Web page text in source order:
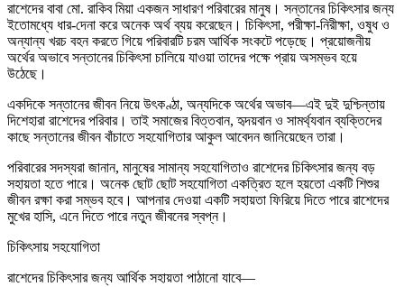
রাশেদের বাবা মো. রাকিব মিয়া একজন সাধারণ পরিবারের মানুষ। সন্তানের চিকিৎসার জন্য
ইতোমধ্যে ধার-দেনা করে অনেক অর্থ ব্যয় করেছেন। চিকিৎসা, পরীক্ষা-নিরীক্ষা, ওষুধ ও
অন্যান্য খরচ বহন করতে গিয়ে পরিবারটি চরম আর্থিক সংকটে পড়েছে। প্রয়োজনীয়
অর্থের অভাবে সন্তানের চিকিৎসা চালিয়ে যাওয়া তাদের পক্ষে প্রায় অসম্ভব হয়ে
উঠেছে।
একদিকে সন্তানের জীবন নিয়ে উৎকণ্ঠা, অন্যদিকে অর্থের অভাব—এই দুই দুশ্চিন্তায়
দিশেহারা রাশেদের পরিবার। তাই সমাজের বিত্তবান, হৃদয়বান ও সামর্থ্যবান ব্যক্তিদের
কাছে সন্তানের জীবন বাঁচাতে সহযোগিতার আকুল আবেদন জানিয়েছেন তারা।
পরিবারের সদস্যরা জানান, মানুষের সামান্য সহযোগিতাও রাশেদের চিকিৎসার জন্য বড়
সহায়তা হতে পারে। অনেক ছোট ছোট সহযোগিতা একত্রিত হলে হয়তো একটি শিশুর
জীবন রক্ষা করা সম্ভব হবে। আপনার দেওয়া একটি সহায়তা ফিরিয়ে দিতে পারে রাশেদের
মুখের হাসি, এনে দিতে পারে নতুন জীবনের স্বপ্ন।
চিকিৎসায় সহযোগিতা
রাশেদের চিকিৎসার জন্য আর্থিক সহায়তা পাঠানো যাবে—